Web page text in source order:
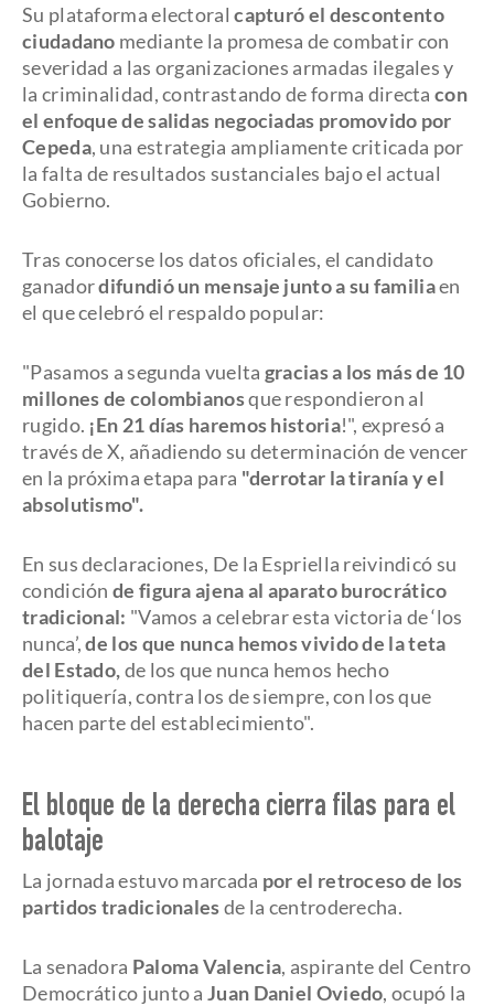
Su plataforma electoralcapturó el descontento
ciudadano mediante la promesa de combatir con
severidad a las organizaciones armadas ilegales y
la criminalidad, contrastando de forma directacon
el enfoque de salidas negociadas promovido por
Cepeda, una estrategia ampliamente criticada por
la falta de resultados sustanciales bajo el actual
Gobierno.
Tras conocerse los datos oficiales, el candidato
ganadordifundió un mensaje junto a su familiaen
el que celebró el respaldo popular:
"Pasamos a segunda vuelta gracias a los más de 10
millones de colombianosque respondieron al
rugido. ¡En 21 días haremos historia!", expresó a
través de X, añadiendo su determinación de vencer
en la próxima etapa para "derrotar la tiranía y el
absolutismo".
En sus declaraciones, De la Espriella reivindicó su
condiciónde figura ajena al aparato burocrático
tradicional: "Vamos a celebrar esta victoria de ‘los
nunca’,de los que nunca hemos vivido de la teta
del Estado,de los que nunca hemos hecho
politiquería, contra los de siempre, con los que
hacen parte del establecimiento".
El bloque de la derecha cierra filas para el
balotaje
La jornada estuvo marcada por el retroceso de los
partidos tradicionalesde la centroderecha.
La senadora Paloma Valencia, aspirante del Centro
Democrático junto aJuan Daniel Oviedo, ocupó la